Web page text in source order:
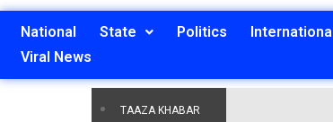
National State Politics International
Viral News
TAAZA KHABAR